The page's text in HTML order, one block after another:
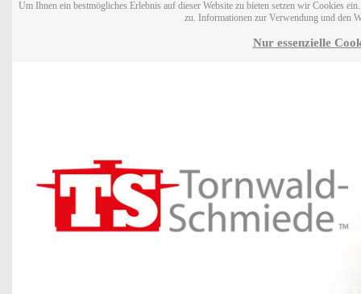
Um Ihnen ein bestmögliches Erlebnis auf dieser Website zu bieten setzen wir Cookies
zu. Informationen zur Verwendung und den
Nur essenzielle